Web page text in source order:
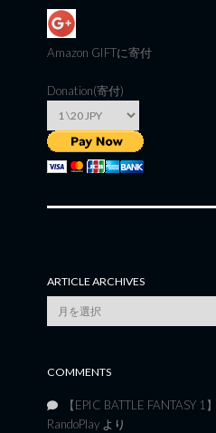
Amazon GIFTに寄付
Donation(寄付)
ARTICLE ARCHIVES
Article
Archives
COMMENTS
【EPIC BATTLE FANTASY 1
RandoPlay より